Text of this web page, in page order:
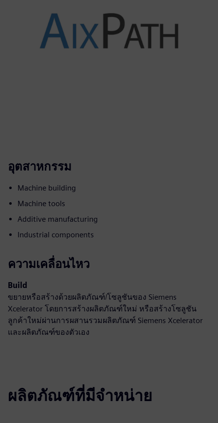
อุตสาหกรรม
Machine building
Machine tools
Additive manufacturing
Industrial components
ความเคลื่อนไหว
Build
ขยายหรือสร้างด้วยผลิตภัณฑ์/โซลูชันของ Siemens
Xcelerator โดยการสร้างผลิตภัณฑ์ใหม่ หรือสร้างโซลูชัน
ลูกค้าใหม่ผ่านการผสานรวมผลิตภัณฑ์ Siemens Xcelerator
และผลิตภัณฑ์ของตัวเอง
ผลิตภัณฑ์ที่มีจำหน่าย